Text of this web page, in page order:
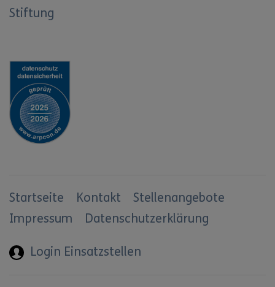
Stiftung
Startseite Kontakt
Stellenangebote
Impressum
Datenschutzerklärung
Login Einsatzstellen